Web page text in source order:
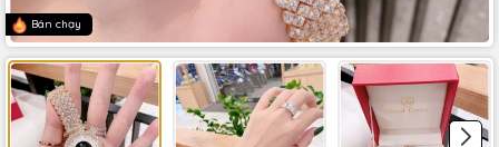
Bán chạy